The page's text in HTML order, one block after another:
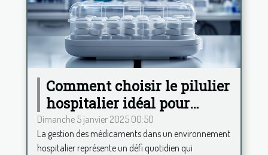
Comment choisir le pilulier
hospitalier idéal pour
améliorer la gestion des
médicaments
Dimanche 5 janvier 2025 00:50
La gestion des médicaments dans un environnement
hospitalier représente un défi quotidien qui